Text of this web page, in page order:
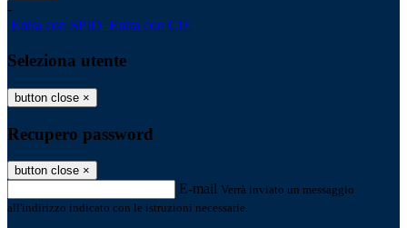
-
Entra con SPID Entra con CIE
Seleziona utente
button close ×
Recupero password
button close ×
E-mail Verrà inviato un messaggio
all'indirizzo indicato con le istruzioni necessarie.